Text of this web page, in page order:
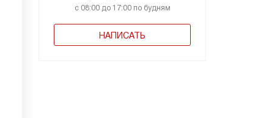
с 08:00 до 17:00 по будням
НАПИСАТЬ